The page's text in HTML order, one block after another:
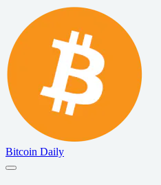
Bitcoin Daily